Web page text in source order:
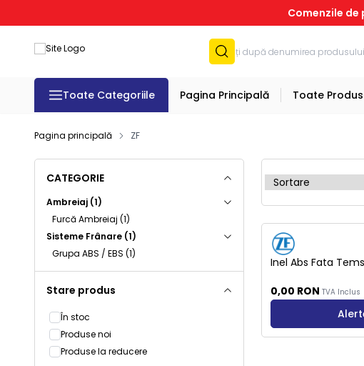
Comenzile de
Toate Categoriile Pagina Principală Toate
Pagina principală ZF
CATEGORIE
Ambreiaj (1)
Furcă Ambreiaj (1)
Sisteme Frânare (1)
Grupa ABS / EBS (1)
Stare produs
În stoc
Produse noi
Produse la reducere
Stoc Epuizat
Inel Abs Fata
0,00 RON TVA Inclus